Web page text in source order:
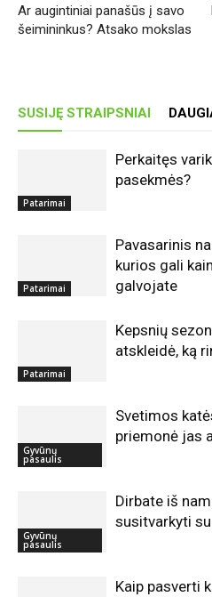
Ar augintiniai panašūs į savo
šeimininkus? Atsako mokslas
SUSIJĘ STRAIPSNIAI
Patarimai
Perkaitęs
pasekmės?
Patarimai
Pavasarinis
kurios gali
galvojate
Patarimai
Kepsnių
atskleidė, ką
Gyvūnų
pasaulis
Svetimos
priemonė jas
Gyvūnų
pasaulis
Dirbate iš
susitvarkyti
Kaip pasverti